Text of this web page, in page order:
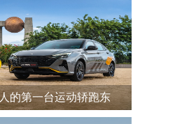
的第一台运动轿跑东